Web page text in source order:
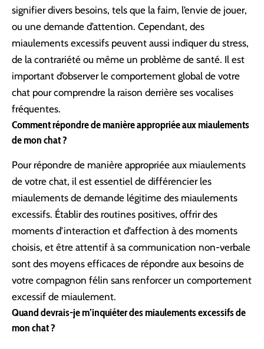
signifier divers besoins, tels que la faim, l’envie de jouer,
ou une demande d’attention. Cependant, des
miaulements excessifs peuvent aussi indiquer du stress,
de la contrariété ou même un problème de santé. Il est
important d’observer le comportement global de votre
chat pour comprendre la raison derrière ses vocalises
fréquentes.
Comment répondre de manière appropriée aux miaulements
de mon chat ?
Pour répondre de manière appropriée aux miaulements
de votre chat, il est essentiel de différencier les
miaulements de demande légitime des miaulements
excessifs. Établir des routines positives, offrir des
moments d’interaction et d’affection à des moments
choisis, et être attentif à sa communication non-verbale
sont des moyens efficaces de répondre aux besoins de
votre compagnon félin sans renforcer un comportement
excessif de miaulement.
Quand devrais-je m’inquiéter des miaulements excessifs de
mon chat ?